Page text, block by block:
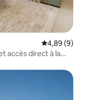
Évaluation
4,89 (9)
accès direct à la